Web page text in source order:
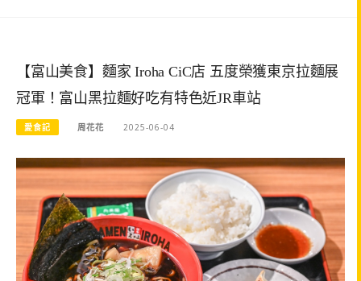
【富山美食】麵家 Iroha CiC店 五度榮獲東京拉麵展
冠軍！富山黑拉麵好吃有特色近JR車站
愛食記 周花花 2025-06-04